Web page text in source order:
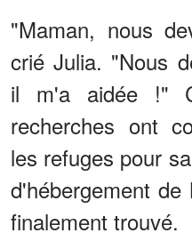
"Maman, nous
crié Julia. "Nous
il m'a aidée !"
recherches ont
les refuges pour
d'hébergement
finalement trouvé.